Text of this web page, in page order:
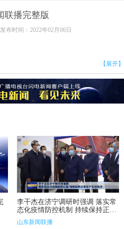
联播完整版
时间：2022年02月06日
【展开】
李干杰在济宁调研时强调 落实常
态化疫情防控机制 持续保持正常
生产生活秩序
山东新闻联播